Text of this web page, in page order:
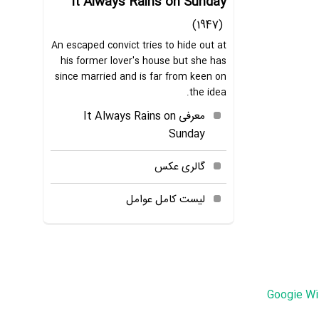
Googie
(1947)
An escaped convict tries to hide out at
his former lover's house but she has
since married and is far from keen on
the idea.
معرفی It Always Rains on
Sunday
گالری عکس
لیست کامل عوامل